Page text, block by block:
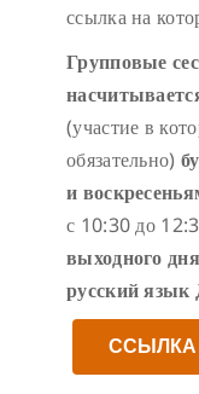
ссылка на
Групповые
(участие в
обязательно)
и
с 10:30 до
выходного
русский язык
ССЫЛКА